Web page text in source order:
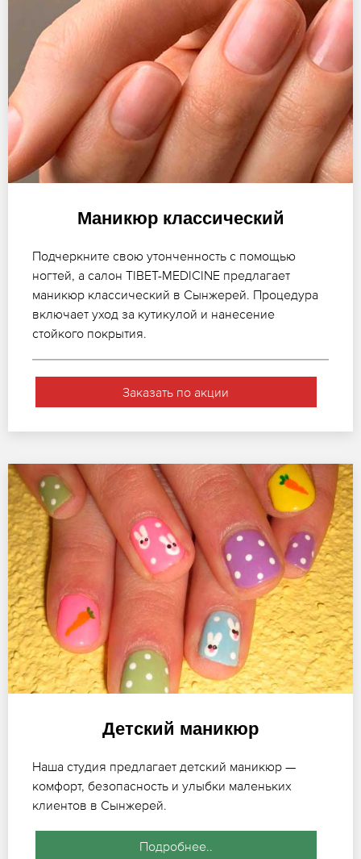
Маникюр классический
Подчеркните свою утонченность с помощью
ногтей, а салон TIBET-MEDICINE предлагает
маникюр классический в Сынжерей. Процедура
включает уход за кутикулой и нанесение
стойкого покрытия.
Заказать по акции
Детский маникюр
Наша студия предлагает детский маникюр —
комфорт, безопасность и улыбки маленьких
клиентов в Сынжерей.
Подробнее..